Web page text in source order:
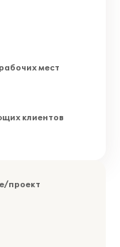
мест
клиентов
проект